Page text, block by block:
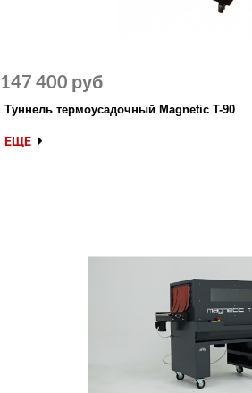
Туннель термоусадочный Magnetic T-90
147 400 руб
ЕЩЕ